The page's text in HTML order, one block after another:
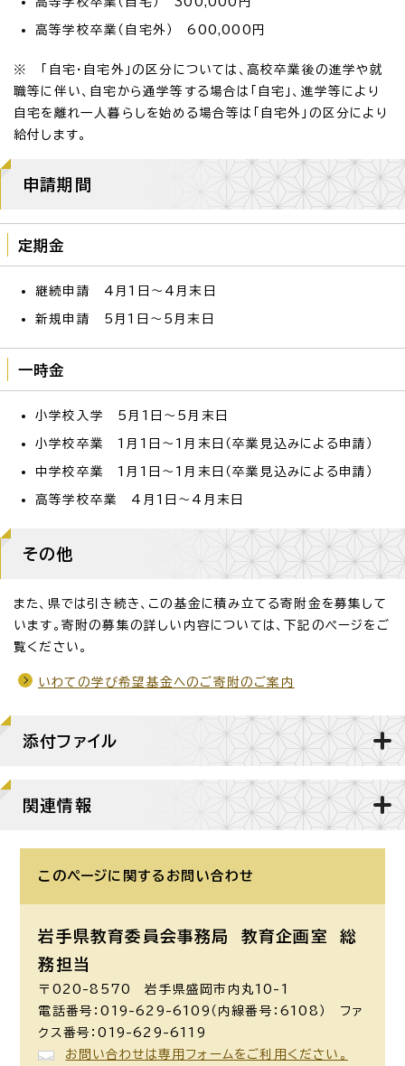
高等学校卒業（自宅外） 600,000円
※ 「自宅・自宅外」の区分については、高校卒業後の進学や就
職等に伴い、自宅から通学等する場合は「自宅」、進学等により
自宅を離れ一人暮らしを始める場合等は「自宅外」の区分により
給付します。
申請期間
定期金
継続申請 4月1日～4月末日
新規申請 5月1日～5月末日
一時金
小学校入学 5月1日～5月末日
小学校卒業 1月1日～1月末日（卒業見込みによる申請）
中学校卒業 1月1日～1月末日（卒業見込みによる申請）
高等学校卒業 4月1日～4月末日
その他
また、県では引き続き、この基金に積み立てる寄附金を募集して
います。寄附の募集の詳しい内容については、下記のページをご
覧ください。
いわての学び希望基金へのご寄附のご案内
添付ファイル
関連情報
このページに関する お問い合わせ
岩手県教育委員会事務局 教育企画室
総
務担当
〒020-8570 岩手県盛岡市内丸10-1
電話番号：019-629-6109（内線番号：6108） ファ
クス番号：019-629-6119
お問い合わせは専用フォームをご利用ください。